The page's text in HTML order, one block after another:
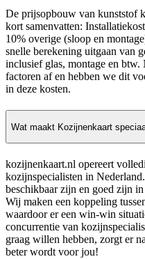
De prijsopbouw van kunststof
kort samenvatten:
10% overige (sloop en
snelle berekening uitgaan van
inclusief glas, montage en
factoren af en hebben we dit
in deze kosten.
Wat maakt Kozijnenkaart
kozijnenkaart.nl opereert
kozijnspecialisten in
beschikbaar zijn en goed zijn
Wij maken een koppeling
waardoor er een win-win
concurrentie van
graag willen hebben, zorgt er
beter wordt voor jou!